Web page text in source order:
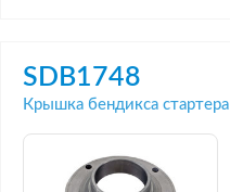
SDB1748
Крышка бендикса стартера